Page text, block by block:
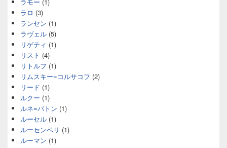
ラモー (1)
ラロ (3)
ランセン (1)
ラヴェル (5)
リゲティ (1)
リスト (4)
リトルフ (1)
リムスキー=コルサコフ (2)
リード (1)
ルクー (1)
ルネ=バトン (1)
ルーセル (1)
ルーセンベリ (1)
ルーマン (1)